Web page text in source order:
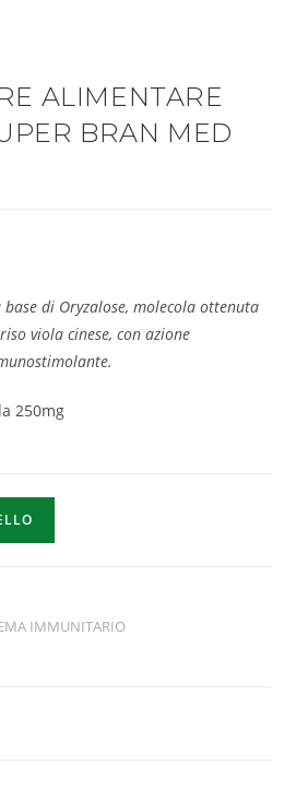
ALIMENTARE
BRAN MED
di Oryzalose, molecola ottenuta
viola cinese, con azione
250mg
IMMUNITARIO